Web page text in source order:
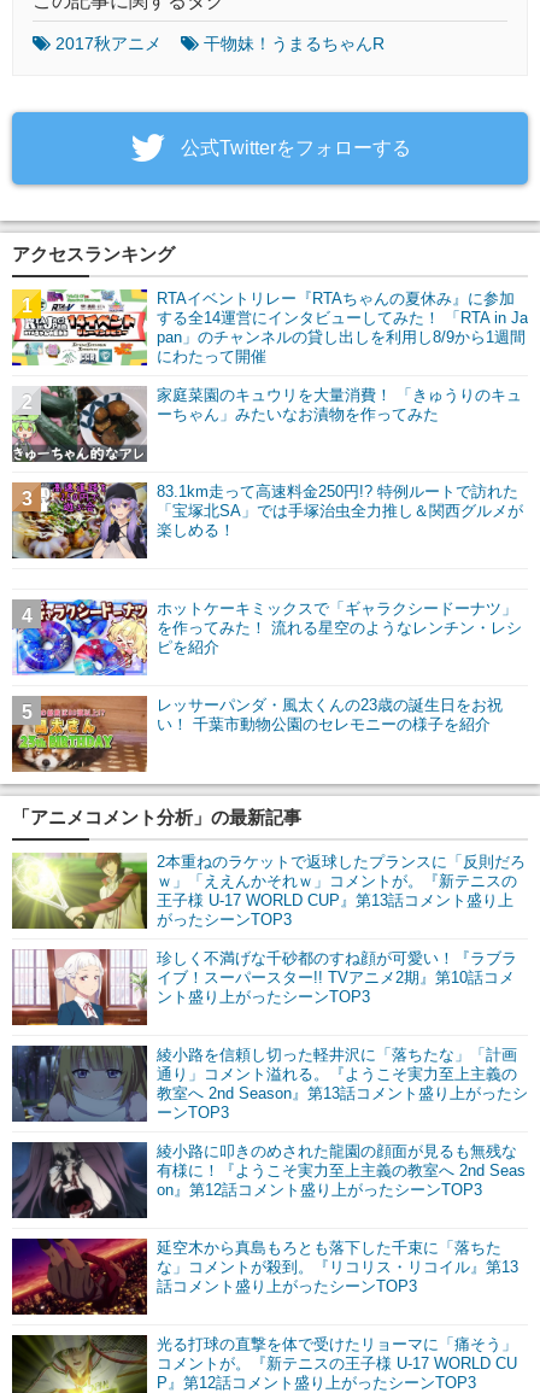
2017秋アニメ 干物妹！うまるちゃんR
‎公式Twitterをフォローする
アクセスランキング
RTAイベントリレー『RTAちゃんの夏休み』に参加
する全14運営にインタビューしてみた！ 「RTA in Ja
pan」のチャンネルの貸し出しを利用し8/9から1週間
にわたって開催
1
家庭菜園のキュウリを大量消費！ 「きゅうりのキュ
ーちゃん」みたいなお漬物を作ってみた
2
83.1km走って高速料金250円!? 特例ルートで訪れた
「宝塚北SA」では手塚治虫全力推し＆関西グルメが
楽しめる！
3
ホットケーキミックスで「ギャラクシードーナツ」
を作ってみた！ 流れる星空のようなレンチン・レシ
ピを紹介
4
レッサーパンダ・風太くんの23歳の誕生日をお祝
い！ 千葉市動物公園のセレモニーの様子を紹介
5
「アニメコメント分析」の最新記事
2本重ねのラケットで返球したプランスに「反則だろ
ｗ」「ええんかそれｗ」コメントが。『新テニスの
王子様 U-17 WORLD CUP』第13話コメント盛り上
がったシーンTOP3
珍しく不満げな千砂都のすね顔が可愛い！『ラブラ
イブ！スーパースター!! TVアニメ2期』第10話コメ
ント盛り上がったシーンTOP3
綾小路を信頼し切った軽井沢に「落ちたな」「計画
通り」コメント溢れる。『ようこそ実力至上主義の
教室へ 2nd Season』第13話コメント盛り上がったシ
ーンTOP3
綾小路に叩きのめされた龍園の顔面が見るも無残な
有様に！『ようこそ実力至上主義の教室へ 2nd Seas
on』第12話コメント盛り上がったシーンTOP3
延空木から真島もろとも落下した千束に「落ちた
な」コメントが殺到。『リコリス・リコイル』第13
話コメント盛り上がったシーンTOP3
光る打球の直撃を体で受けたリョーマに「痛そう」
コメントが。『新テニスの王子様 U-17 WORLD CU
P』第12話コメント盛り上がったシーンTOP3